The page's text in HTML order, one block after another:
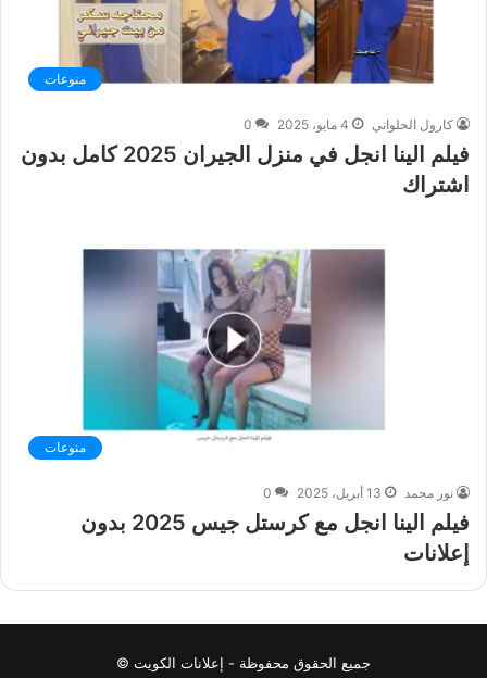
منوعات
كارول الحلواني 4 مايو، 2025 0
فيلم الينا انجل في منزل الجيران 2025 كامل بدون
اشتراك
منوعات
نور محمد 13 أبريل، 2025 0
فيلم الينا انجل مع كرستل جيس 2025 بدون
إعلانات
جميع الحقوق محفوظة - إعلانات الكويت ©